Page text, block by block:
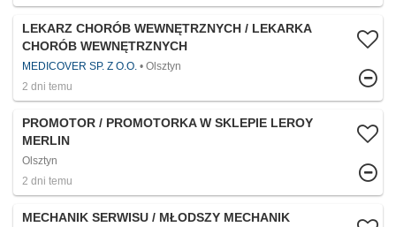
LEKARZ CHORÓB WEWNĘTRZNYCH / LEKARKA
CHORÓB WEWNĘTRZNYCH
MEDICOVER SP. Z O.O.
Olsztyn
2 dni temu
PROMOTOR / PROMOTORKA W SKLEPIE LEROY
MERLIN
Olsztyn
2 dni temu
MECHANIK SERWISU / MŁODSZY MECHANIK